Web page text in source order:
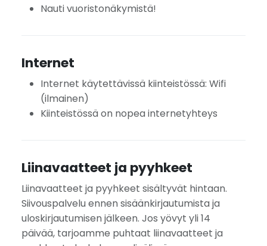
Nauti vuoristonäkymistä!
Internet
Internet käytettävissä kiinteistössä: Wifi
(ilmainen)
Kiinteistössä on nopea internetyhteys
Liinavaatteet ja pyyhkeet
Liinavaatteet ja pyyhkeet sisältyvät hintaan.
Siivouspalvelu ennen sisäänkirjautumista ja
uloskirjautumisen jälkeen. Jos yövyt yli 14
päivää, tarjoamme puhtaat liinavaatteet ja